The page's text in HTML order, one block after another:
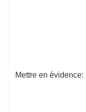
Mettre en évidence: